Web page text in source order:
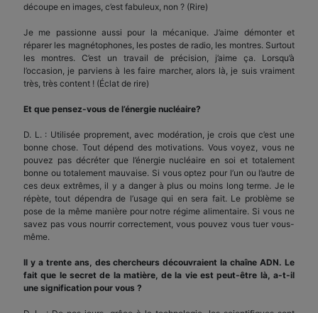
découpe en images, c’est fabuleux, non ? (Rire)
Je me passionne aussi pour la mécanique. J’aime démonter et
réparer les magnétophones, les postes de radio, les montres. Surtout
les montres. C’est un travail de précision, j’aime ça. Lorsqu’à
l’occasion, je parviens à les faire marcher, alors là, je suis vraiment
très, très content ! (Éclat de rire)
Et que pensez-vous de l’énergie nucléaire?
D. L. : Utilisée proprement, avec modération, je crois que c’est une
bonne chose. Tout dépend des motivations. Vous voyez, vous ne
pouvez pas décréter que l’énergie nucléaire en soi et totalement
bonne ou totalement mauvaise. Si vous optez pour l’un ou l’autre de
ces deux extrêmes, il y a danger à plus ou moins long terme. Je le
répète, tout dépendra de l’usage qui en sera fait. Le problème se
pose de la même manière pour notre régime alimentaire. Si vous ne
savez pas vous nourrir correctement, vous pouvez vous tuer vous-
même.
Il y a trente ans, des chercheurs découvraient la chaîne ADN. Le
fait que le secret de la matière, de la vie est peut-être là, a-t-il
une signification pour vous ?